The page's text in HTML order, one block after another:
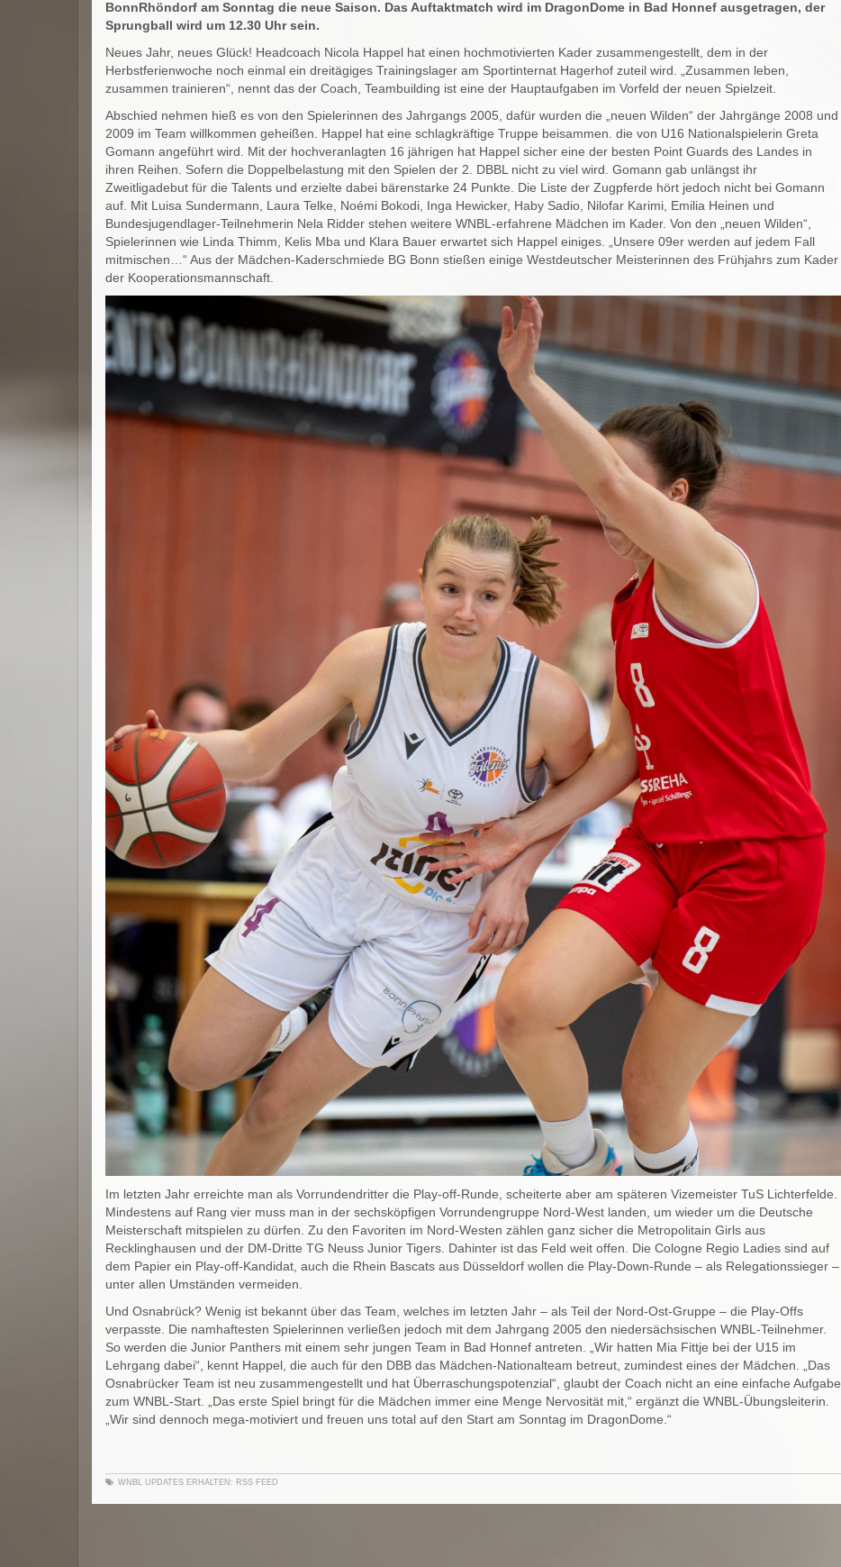
BonnRhöndorf am Sonntag die neue Saison. Das Auftaktmatch wird im DragonDome in Bad Honnef ausgetragen, der
Sprungball wird um 12.30 Uhr sein.
Neues Jahr, neues Glück! Headcoach Nicola Happel hat einen hochmotivierten Kader zusammengestellt, dem in der
Herbstferienwoche noch einmal ein dreitägiges Trainingslager am Sportinternat Hagerhof zuteil wird. „Zusammen leben,
zusammen trainieren“, nennt das der Coach, Teambuilding ist eine der Hauptaufgaben im Vorfeld der neuen Spielzeit.
Abschied nehmen hieß es von den Spielerinnen des Jahrgangs 2005, dafür wurden die „neuen Wilden“ der Jahrgänge 2008 und
2009 im Team willkommen geheißen. Happel hat eine schlagkräftige Truppe beisammen. die von U16 Nationalspielerin Greta
Gomann angeführt wird. Mit der hochveranlagten 16 jährigen hat Happel sicher eine der besten Point Guards des Landes in
ihren Reihen. Sofern die Doppelbelastung mit den Spielen der 2. DBBL nicht zu viel wird. Gomann gab unlängst ihr
Zweitligadebut für die Talents und erzielte dabei bärenstarke 24 Punkte. Die Liste der Zugpferde hört jedoch nicht bei Gomann
auf. Mit Luisa Sundermann, Laura Telke, Noémi Bokodi, Inga Hewicker, Haby Sadio, Nilofar Karimi, Emilia Heinen und
Bundesjugendlager-Teilnehmerin Nela Ridder stehen weitere WNBL-erfahrene Mädchen im Kader. Von den „neuen Wilden“,
Spielerinnen wie Linda Thimm, Kelis Mba und Klara Bauer erwartet sich Happel einiges. „Unsere 09er werden auf jedem Fall
mitmischen…“ Aus der Mädchen-Kaderschmiede BG Bonn stießen einige Westdeutscher Meisterinnen des Frühjahrs zum Kader
der Kooperationsmannschaft.
Im letzten Jahr erreichte man als Vorrundendritter die Play-off-Runde, scheiterte aber am späteren Vizemeister TuS Lichterfelde.
Mindestens auf Rang vier muss man in der sechsköpfigen Vorrundengruppe Nord-West landen, um wieder um die Deutsche
Meisterschaft mitspielen zu dürfen. Zu den Favoriten im Nord-Westen zählen ganz sicher die Metropolitain Girls aus
Recklinghausen und der DM-Dritte TG Neuss Junior Tigers. Dahinter ist das Feld weit offen. Die Cologne Regio Ladies sind auf
dem Papier ein Play-off-Kandidat, auch die Rhein Bascats aus Düsseldorf wollen die Play-Down-Runde – als Relegationssieger –
unter allen Umständen vermeiden.
Und Osnabrück? Wenig ist bekannt über das Team, welches im letzten Jahr – als Teil der Nord-Ost-Gruppe – die Play-Offs
verpasste. Die namhaftesten Spielerinnen verließen jedoch mit dem Jahrgang 2005 den niedersächsischen WNBL-Teilnehmer.
So werden die Junior Panthers mit einem sehr jungen Team in Bad Honnef antreten. „Wir hatten Mia Fittje bei der U15 im
Lehrgang dabei“, kennt Happel, die auch für den DBB das Mädchen-Nationalteam betreut, zumindest eines der Mädchen. „Das
Osnabrücker Team ist neu zusammengestellt und hat Überraschungspotenzial“, glaubt der Coach nicht an eine einfache Aufgabe
zum WNBL-Start. „Das erste Spiel bringt für die Mädchen immer eine Menge Nervosität mit,“ ergänzt die WNBL-Übungsleiterin.
„Wir sind dennoch mega-motiviert und freuen uns total auf den Start am Sonntag im DragonDome.“
WNBL UPDATES ERHALTEN: RSS FEED